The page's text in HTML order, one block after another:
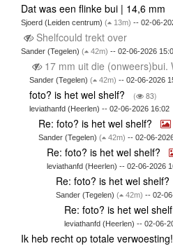
Dat was een flinke bui | 14,6 mm
Sjoerd (Leiden centrum) ( 13m) -- 02-06-
Shelfcould trekt over
Sander (Tegelen) ( 42m) -- 02-06-2026
17 mm uit die (onweers)bui.
Sander (Tegelen)( 42m) -- 02-06-2026
foto? is het wel shelf? ( 83)
leviathanfd (Heerlen) -- 02-06-2026 16:02
Re: foto? is het wel shelf?
Sander (Tegelen) ( 42m) -- 02-06-
Re: foto? is het wel shelf?
leviathanfd (Heerlen) -- 02-06-2026
Re: foto? is het wel shelf?
Sander (Tegelen) ( 42m) -- 02-
Re: foto? is het wel
leviathanfd (Heerlen) -- 02-06-
Ik heb recht op totale verwoesting!